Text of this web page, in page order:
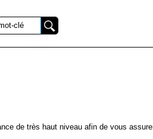
de très haut niveau afin de vous